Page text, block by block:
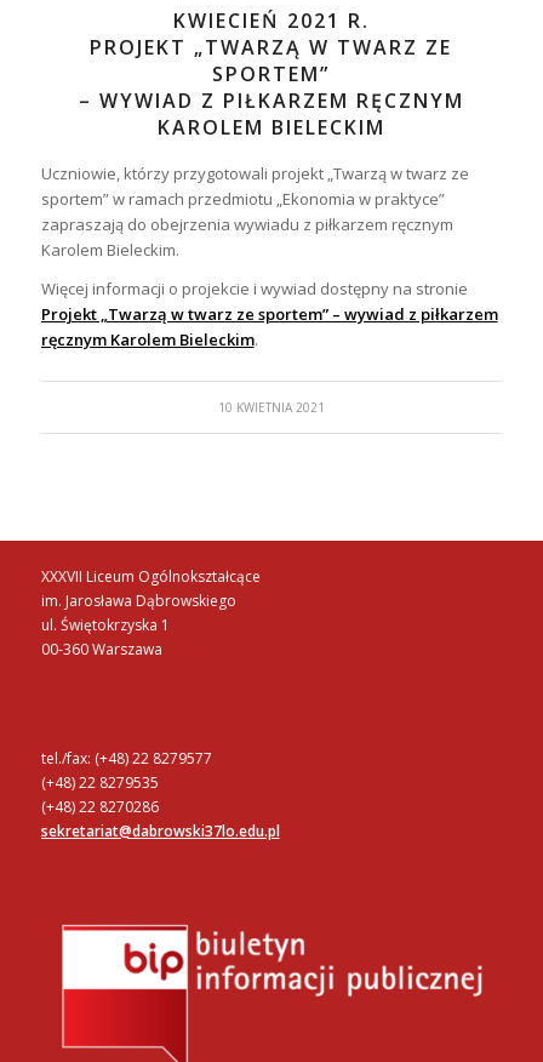
KWIECIEŃ 2021 R.
PROJEKT „TWARZĄ W TWARZ ZE
SPORTEM”
– WYWIAD Z PIŁKARZEM RĘCZNYM
KAROLEM BIELECKIM
Uczniowie, którzy przygotowali projekt „Twarzą w twarz ze
sportem” w ramach przedmiotu „Ekonomia w praktyce”
zapraszają do obejrzenia wywiadu z piłkarzem ręcznym
Karolem Bieleckim.
Więcej informacji o projekcie i wywiad dostępny na stronie
Projekt „Twarzą w twarz ze sportem” – wywiad z piłkarzem
ręcznym Karolem Bieleckim.
10 KWIETNIA 2021
XXXVII Liceum Ogólnokształcące
im. Jarosława Dąbrowskiego
ul. Świętokrzyska 1
00-360 Warszawa
tel./fax: (+48) 22 8279577
(+48) 22 8279535
(+48) 22 8270286
sekretariat@dabrowski37lo.edu.pl